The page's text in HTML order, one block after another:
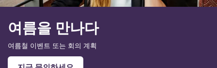
여름을 만나다
여름철 이벤트 또는 회의 계획